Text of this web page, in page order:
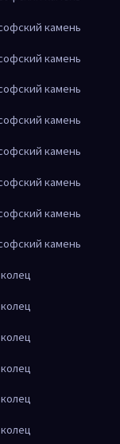
камень
камень
камень
камень
камень
камень
камень
камень